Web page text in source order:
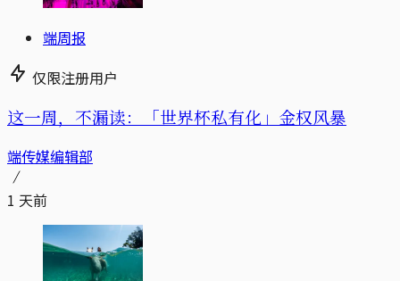
端周报
仅限注册用户
这一周，不漏读：「世界杯私有化」金权风暴
端传媒编辑部
1 天前